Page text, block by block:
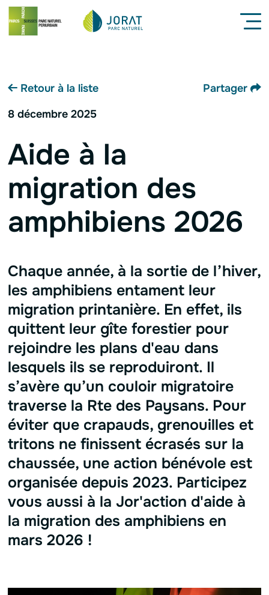
Navigation interne
Menu
Contenu
Pied de page
Retour à la liste
Partager
8 décembre 2025
Aide à la
migration des
amphibiens 2026
Chaque année, à la sortie de l’hiver,
les amphibiens entament leur
migration printanière. En effet, ils
quittent leur gîte forestier pour
rejoindre les plans d'eau dans
lesquels ils se reproduiront. Il
s’avère qu’un couloir migratoire
traverse la Rte des Paysans. Pour
éviter que crapauds, grenouilles et
tritons ne finissent écrasés sur la
chaussée, une action bénévole est
organisée depuis 2023. Participez
vous aussi à la Jor'action d'aide à
la migration des amphibiens en
mars 2026 !